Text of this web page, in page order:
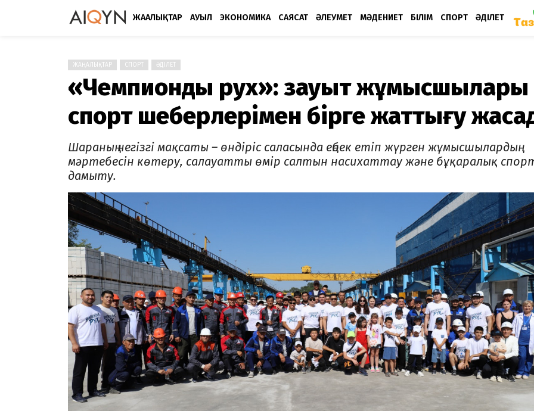
ЖАҢАЛЫҚТАР АУЫЛ ЭКОНОМИКА САЯСАТ ӘЛЕУМЕТ МӘДЕНИЕТ БІЛІМ СПОРТ ӘДІЛЕТ
ЖАҢАЛЫҚТАР СПОРТ ӘДІЛЕТ
«Чемпиондық рух»: зауыт жұмысшылары
спорт шеберлерімен бірге жаттығу
Шараның негізгі мақсаты – өндіріс саласында еңбек етіп жүрген жұмысшылардың
мәртебесін көтеру, салауатты өмір салтын насихаттау және бұқаралық
дамыту.